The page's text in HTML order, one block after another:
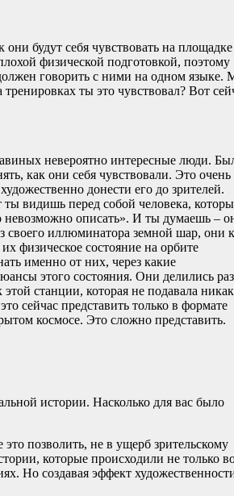
будут себя чувствовать на
физической подготовкой, поэтому
говорить с ними на одном языке.
ты это чувствовал? Вот
невероятно интересные люди.
как они себя чувствовали. Это очень
донести его до зрителей.
видишь перед собой человека,
описать». И ты думаешь –
своего иллюминатора земной шар, они к
физическое состояние на орбите
именно от них, через какие
этого состояния. Они делились
станции, которая не подавала
сейчас представить только в формате
космосе. Это сложно представить.
истории. Насколько для вас было
позволить, не в ущерб зрительскому
которые происходили не только
Но создавая эффект